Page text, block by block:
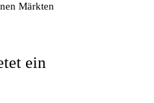
Märkten
ein